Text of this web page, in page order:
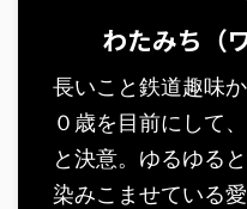
わたみち（
長いこと鉄道趣味
０歳を目前にして
と決意。ゆるゆる
染みこませている